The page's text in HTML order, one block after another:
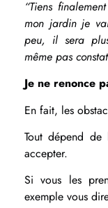
“Tiens
mon jardin je
peu, il sera
même pas
Je ne renonce
En fait, les
Tout dépend de
accepter.
Si vous les
exemple vous